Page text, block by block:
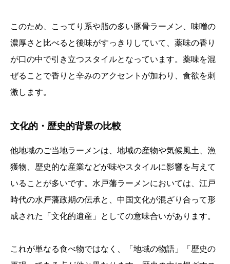
このため、こってり系や脂の多い豚骨ラーメン、味噌の
濃厚さと比べると後味がすっきりしていて、薬味の香り
が口の中で引き立つスタイルとなっています。薬味を混
ぜることで香りと辛みのアクセントが加わり、食欲を刺
激します。
文化的・歴史的背景の比較
他地域のご当地ラーメンは、地域の産物や気候風土、漁
獲物、歴史的な産業などが味やスタイルに影響を与えて
いることが多いです。水戸藩ラーメンにおいては、江戸
時代の水戸藩政期の伝承と、中国文化が混ざり合って形
成された「文化的遺産」としての意味合いがあります。
これが単なる食べ物ではなく、「地域の物語」「歴史の